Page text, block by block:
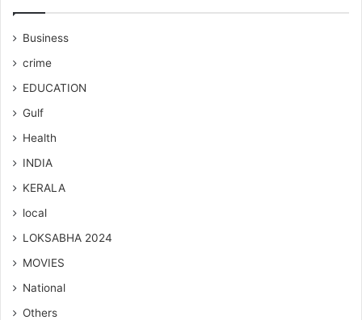
Business
crime
EDUCATION
Gulf
Health
INDIA
KERALA
local
LOKSABHA 2024
MOVIES
National
Others